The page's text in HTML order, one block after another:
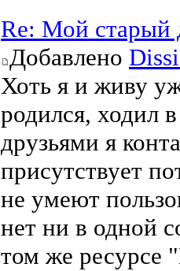
Re: Мой старый
Добавлено
Хоть я и живу
родился, ходил
друзьями я
присутствует
не умеют
нет ни в одной
том же ресурсе